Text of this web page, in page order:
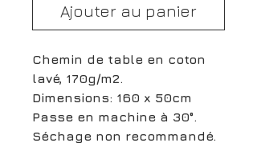
Ajouter au panier
Chemin de table en coton
lavé, 170g/m2.
Dimensions: 160 x 50cm
Passe en machine à 30°.
Séchage non recommandé.